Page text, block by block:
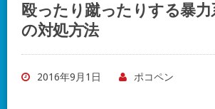
殴ったり蹴ったりする暴力
の対処方法
2016年9月1日 ポコペン